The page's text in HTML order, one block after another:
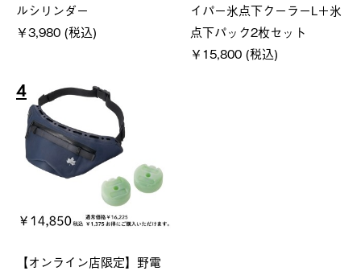
ルシリンダー
￥3,980 (税込)
イパー氷点下クーラーL＋氷
点下パック2枚セット
￥15,800 (税込)
4
【オンライン店限定】野電